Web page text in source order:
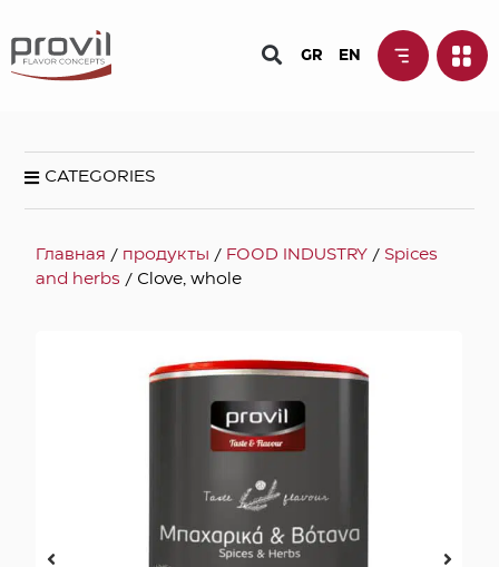
GR EN
CATEGORIES
Главная / продукты / FOOD INDUSTRY / Spices
and herbs / Clove, whole